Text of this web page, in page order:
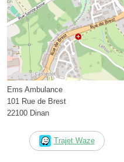
Ems Ambulance
101 Rue de Brest
22100 Dinan
Trajet Waze